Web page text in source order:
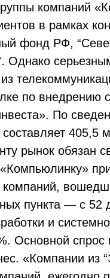
компаний
в рамках
фонд РФ,
Однако
по внедрению
По
составляет
рынок обязан
компаний,
пункта — с
и
Основной спрос
«Компании из